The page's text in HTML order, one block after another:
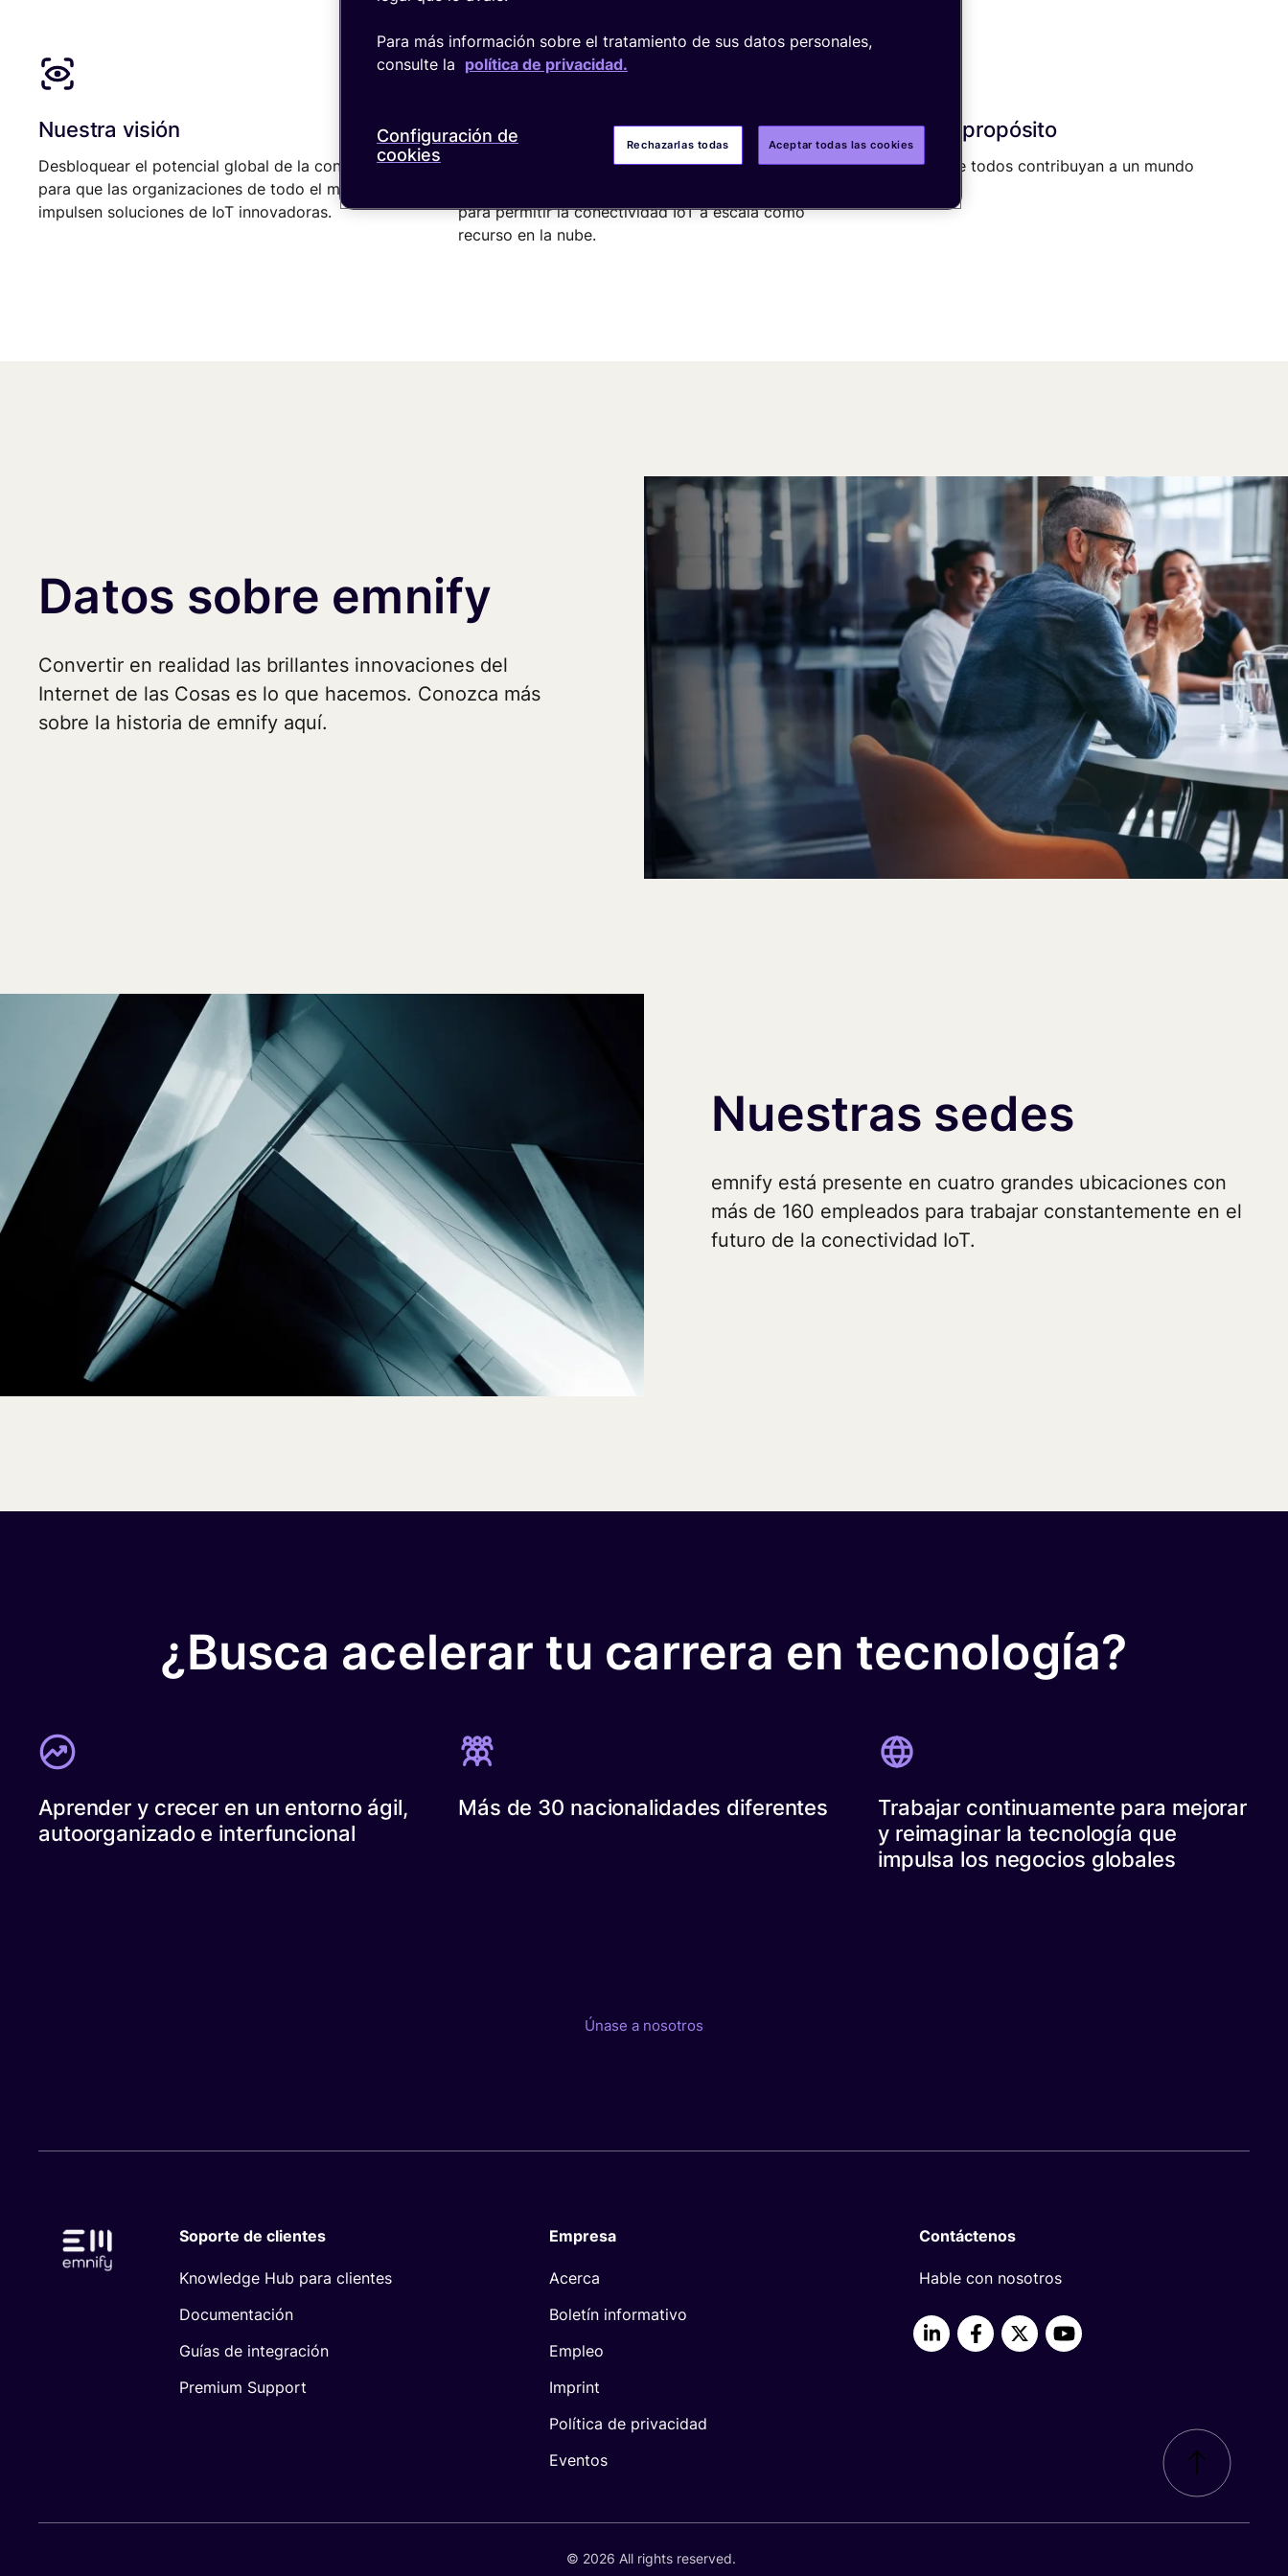
Nuestra visión
Desbloquear el potencial global de la conectividad
para que las organizaciones de todo el mundo
impulsen soluciones de IoT innovadoras.
Nuestra misión
Desarrollar, operar y proporcionar infraestructura
para permitir la conectividad IoT a escala como
recurso en la nube.
Nuestro propósito
Permitir que todos contribuyan a un mundo
Datos sobre emnify
Convertir en realidad las brillantes innovaciones del
Internet de las Cosas es lo que hacemos. Conozca más
sobre la historia de emnify aquí.
Nuestras sedes
emnify está presente en cuatro grandes ubicaciones con
más de 160 empleados para trabajar constantemente en el
futuro de la conectividad IoT.
¿Busca acelerar tu carrera en tecnología?
Aprender y crecer en un entorno ágil,
autoorganizado e interfuncional
Más de 30 nacionalidades diferentes
Trabajar continuamente para mejorar
y reimaginar la tecnología que
impulsa los negocios globales
Únase a nosotros
Soporte de clientes
Knowledge Hub para clientes
Documentación
Guías de integración
Premium Support
Empresa
Acerca
Boletín informativo
Empleo
Imprint
Política de privacidad
Eventos
Contáctenos
Hable con nosotros
LinkedInFacebook X YouTube
© 2026 All rights reserved.
Para más información sobre el tratamiento de sus datos personales,
consulte la política de privacidad.
Rechazarlas todas Aceptar todas las cookies
Configuración de
cookies